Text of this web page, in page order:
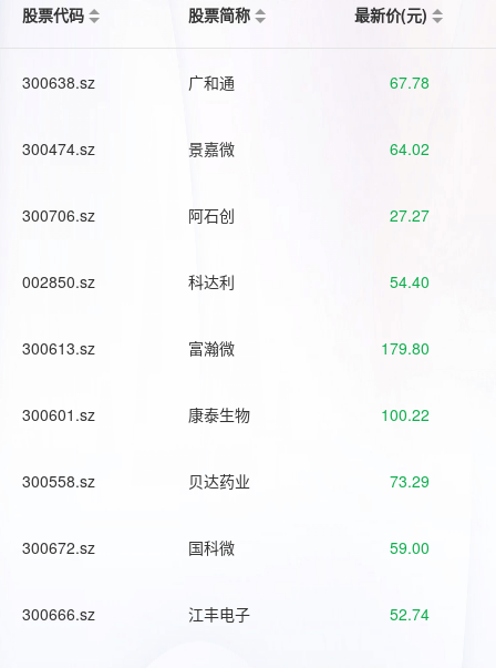
股票代码
股票简称 最新价(元)
300638.sz 广和通 67.78
300474.sz 景嘉微 64.02
300706.sz 阿石创 27.27
002850.sz 科达利 54.40
300613.sz 富瀚微 179.80
300601.sz 康泰生物 100.22
300558.sz 贝达药业 73.29
300672.sz 国科微 59.00
300666.sz 江丰电子 52.74